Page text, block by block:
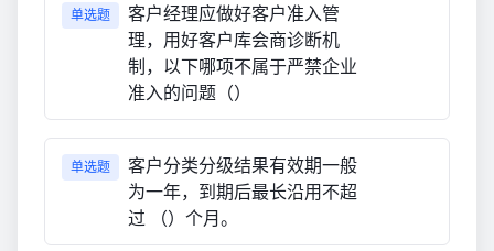
单选题
客户经理应做好客户准入管
理，用好客户库会商诊断机
制，以下哪项不属于严禁企业
准入的问题（）
单选题
客户分类分级结果有效期一般
为一年，到期后最长沿用不超
过 （）个月。